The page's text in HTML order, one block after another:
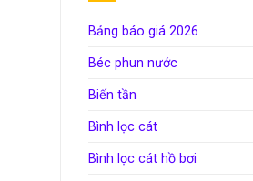
Bảng báo giá 2026
Béc phun nước
Biến tần
Bình lọc cát
Bình lọc cát hồ bơi